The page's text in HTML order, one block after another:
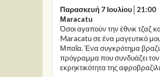
Παρασκευή 7 Ιουλίου│21:00
Μaracatu
Όσοι αγαπούν την έθνικ τζαζ
Maracatu σε ένα μαγευτικό
Μπαΐα. Ένα συγκρότημα
πρόγραμμα που συνδυάζει τον
εκρηκτικότητα της